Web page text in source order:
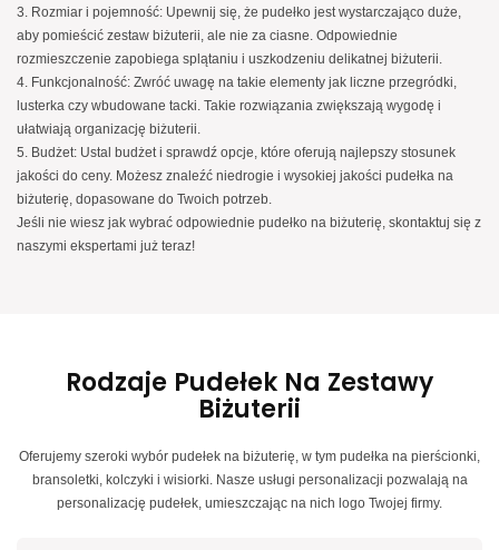
3. Rozmiar i pojemność: Upewnij się, że pudełko jest wystarczająco duże,
aby pomieścić zestaw biżuterii, ale nie za ciasne. Odpowiednie
rozmieszczenie zapobiega splątaniu i uszkodzeniu delikatnej biżuterii.
4. Funkcjonalność: Zwróć uwagę na takie elementy jak liczne przegródki,
lusterka czy wbudowane tacki. Takie rozwiązania zwiększają wygodę i
ułatwiają organizację biżuterii.
5. Budżet: Ustal budżet i sprawdź opcje, które oferują najlepszy stosunek
jakości do ceny. Możesz znaleźć niedrogie i wysokiej jakości pudełka na
biżuterię, dopasowane do Twoich potrzeb.
Jeśli nie wiesz jak wybrać odpowiednie pudełko na biżuterię, skontaktuj się z
naszymi ekspertami już teraz!
Rodzaje Pudełek Na Zestawy
Biżuterii
Oferujemy szeroki wybór pudełek na biżuterię, w tym pudełka na pierścionki,
bransoletki, kolczyki i wisiorki. Nasze usługi personalizacji pozwalają na
personalizację pudełek, umieszczając na nich logo Twojej firmy.